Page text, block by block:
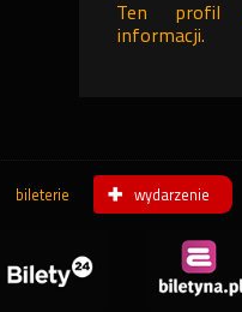
Ten profil
informacji.
bileterie wydarzenie